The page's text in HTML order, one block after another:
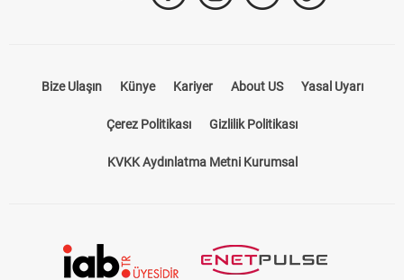
Bize Ulaşın Künye Kariyer About US Yasal Uyarı
Çerez Politikası Gizlilik Politikası
KVKK Aydınlatma Metni Kurumsal